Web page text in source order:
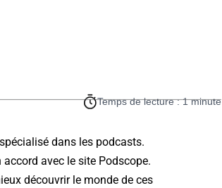
Temps de lecture : 1 minute
dans les podcasts.
avec le site Podscope.
découvrir le monde de ces